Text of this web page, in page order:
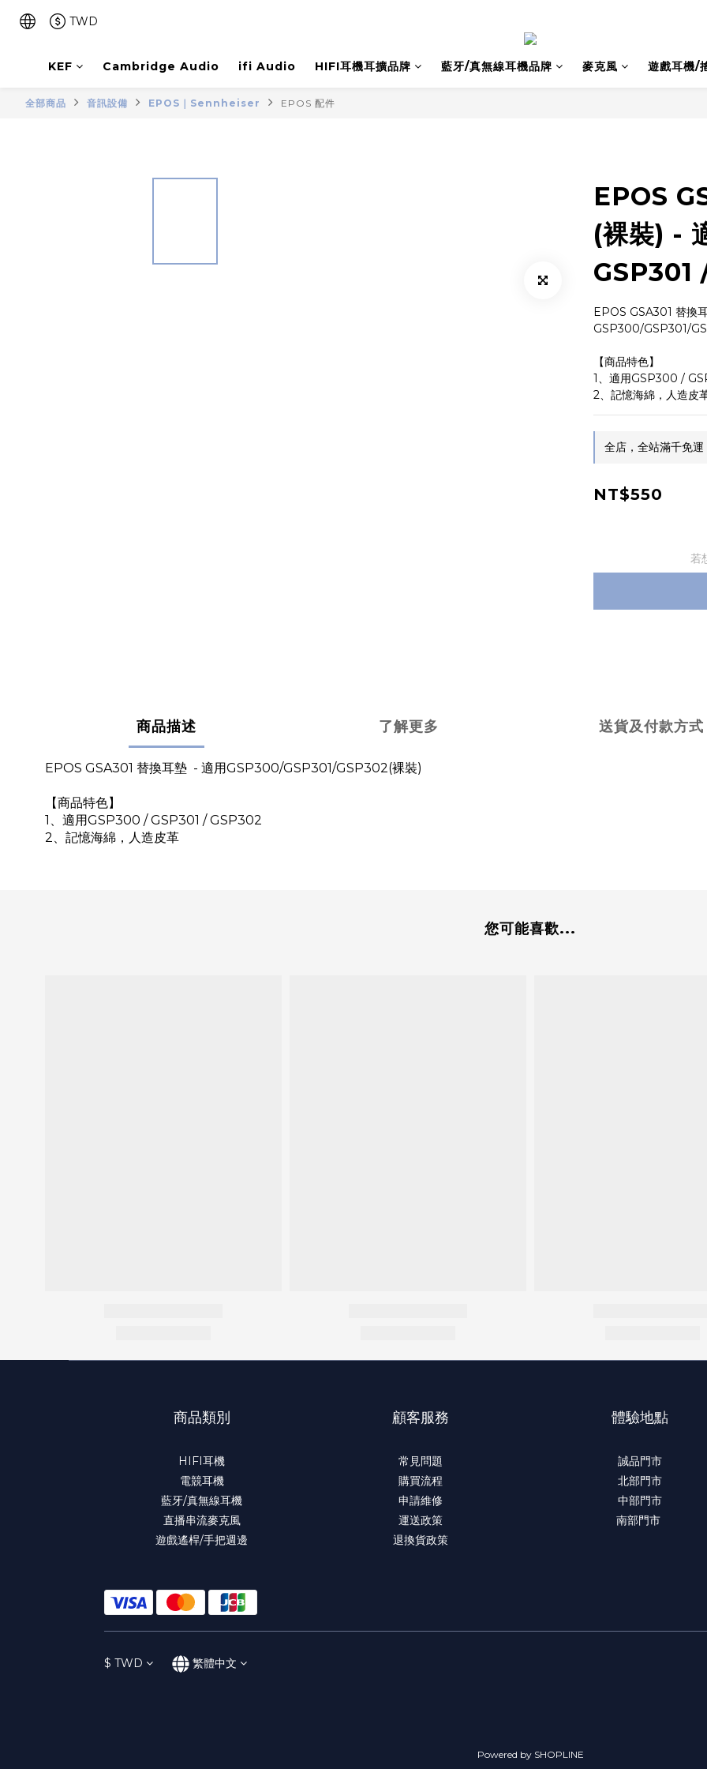
TWD
KEF Cambridge Audio ifi Audio HIFI耳機耳擴品牌 藍牙/真無線耳機品牌 麥克風 遊戲耳機/
全部商品 音訊設備 EPOS｜Sennheiser EPOS 配件
EPOS
(裸裝) -
GSP301
EPOS GSA301 替換
GSP300/GSP301/
【商品特色】
1、適用GSP300 /
2、記憶海綿，人造皮
全店，全站滿千免運
NT$550
若
商品描述 了解更多 送貨及付款方式
EPOS GSA301 替換耳墊 - 適用GSP300/GSP301/GSP302(裸裝)
【商品特色】
1、適用GSP300 / GSP301 / GSP302
2、記憶海綿，人造皮革
您可能喜歡...
商品類別
HIFI耳機
電競耳機
藍牙/真無線耳機
直播串流麥克風
遊戲遙桿/手把週邊
顧客服務
常見問題
購買流程
申請維修
運送政策
退換貨政策
體驗地點
誠品門市
北部門市
中部門市
南部門市
$ TWD 繁體中文
Powered by SHOPLINE